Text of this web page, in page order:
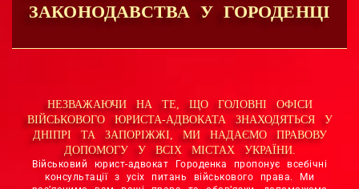
ЗАКОНОДАВСТВА У ГОРОДЕНЦІ
НЕЗВАЖАЮЧИ НА ТЕ, ЩО ГОЛОВНІ ОФІСИ
ВІЙСЬКОВОГО ЮРИСТА-АДВОКАТА ЗНАХОДЯТЬСЯ У
ДНІПРІ ТА ЗАПОРІЖЖІ, МИ НАДАЄМО ПРАВОВУ
ДОПОМОГУ У ВСІХ МІСТАХ УКРАЇНИ.
Військовий юрист-адвокат Городенка пропонує всебічні
консультації з усіх питань військового права. Ми